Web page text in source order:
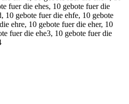
fuer die ehes, 10 gebote fuer die
10 gebote fuer die ehfe, 10 gebote
ehre, 10 gebote fuer die eher, 10
fuer die ehe3, 10 gebote fuer die